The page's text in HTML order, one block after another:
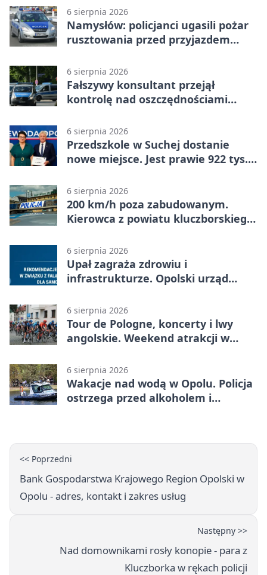
6 sierpnia 2026
Namysłów: policjanci ugasili pożar
rusztowania przed przyjazdem
6 sierpnia 2026
Fałszywy konsultant przejął
kontrolę nad oszczędnościami
6 sierpnia 2026
Przedszkole w Suchej dostanie
nowe miejsce. Jest prawie 922 tys.
6 sierpnia 2026
200 km/h poza zabudowanym.
Kierowca z powiatu kluczborskiego
6 sierpnia 2026
Upał zagraża zdrowiu i
infrastrukturze. Opolski urząd
6 sierpnia 2026
Tour de Pologne, koncerty i lwy
angolskie. Weekend atrakcji w
6 sierpnia 2026
Wakacje nad wodą w Opolu. Policja
ostrzega przed alkoholem i
<< Poprzedni
Bank Gospodarstwa Krajowego Region Opolski w
Opolu - adres, kontakt i zakres usług
Następny >>
Nad domownikami rosły konopie - para z
Kluczborka w rękach policji